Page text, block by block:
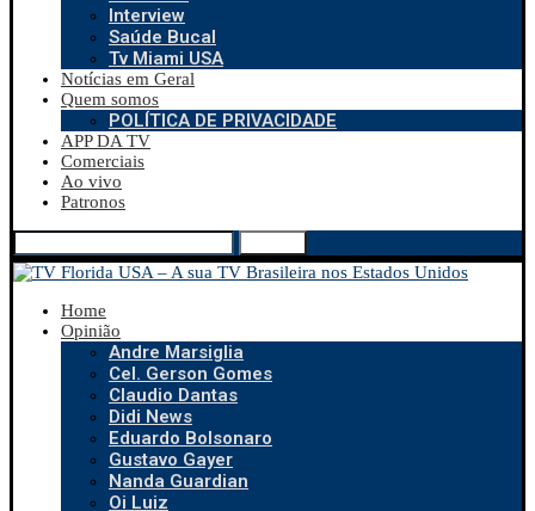
Interview
Saúde Bucal
Tv Miami USA
Notícias em Geral
Quem somos
POLÍTICA DE PRIVACIDADE
APP DA TV
Comerciais
Ao vivo
Patronos
Home
Opinião
Andre Marsiglia
Cel. Gerson Gomes
Claudio Dantas
Didi News
Eduardo Bolsonaro
Gustavo Gayer
Nanda Guardian
Oi Luiz